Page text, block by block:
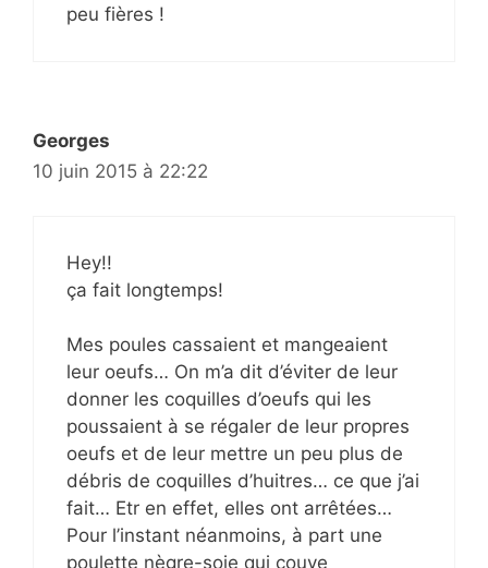
peu fières !
Georges
10 juin 2015 à 22:22
Hey!!
ça fait longtemps!
Mes poules cassaient et mangeaient
leur oeufs… On m’a dit d’éviter de leur
donner les coquilles d’oeufs qui les
poussaient à se régaler de leur propres
oeufs et de leur mettre un peu plus de
débris de coquilles d’huitres… ce que j’ai
fait… Etr en effet, elles ont arrêtées…
Pour l’instant néanmoins, à part une
poulette nègre-soie qui couve